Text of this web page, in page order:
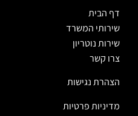
דף הבית
שירותי המשרד
שירות נוטריון
צרו קשר
הצהרת נגישות
מדיניות פרטיות